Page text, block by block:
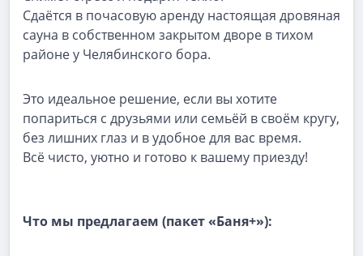
Сдаётся в почасовую аренду настоящая дровяная
сауна в собственном закрытом дворе в тихом
районе у Челябинского бора.
Это идеальное решение, если вы хотите
попариться с друзьями или семьёй в своём кругу,
без лишних глаз и в удобное для вас время.
Всё чисто, уютно и готово к вашему приезду!
Что мы предлагаем (пакет «Баня+»):